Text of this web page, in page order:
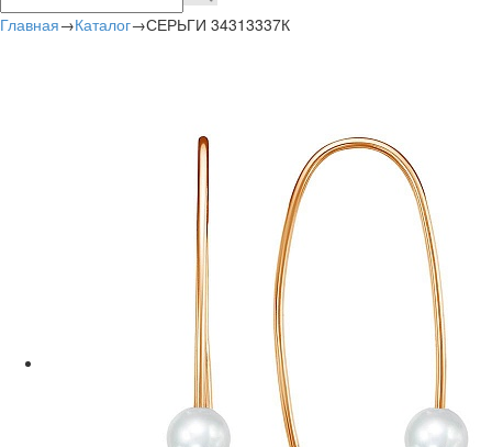
Главная→Каталог→СЕРЬГИ 34313337К